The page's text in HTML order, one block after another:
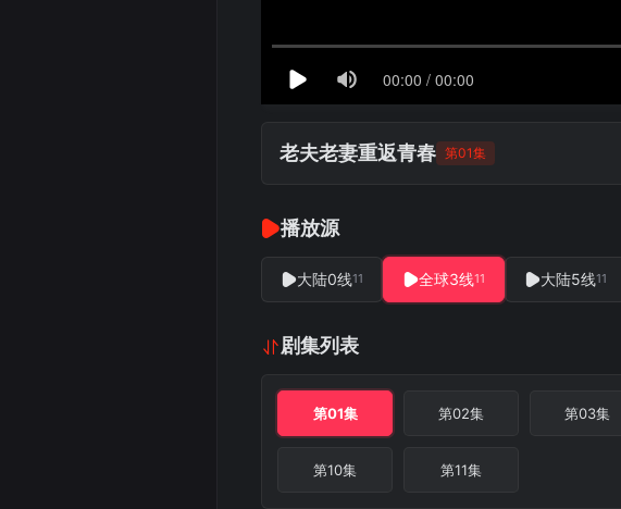
老夫老妻重返青春 第01集
播放源
大陆0线11 全球3线11 大陆5线11
剧集列表
第01集 第02集 第03集
第10集 第11集